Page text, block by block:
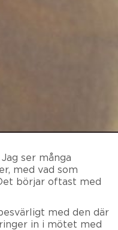
ser många
med vad som
börjar oftast med
med den där
in i mötet med